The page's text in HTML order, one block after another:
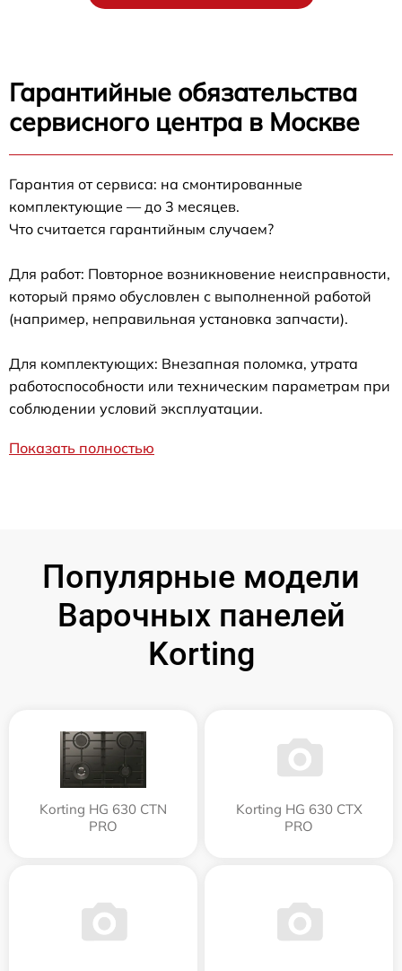
Гарантийные обязательства
сервисного центра в Москве
Гарантия от сервиса: на смонтированные
комплектующие — до 3 месяцев.
Что считается гарантийным случаем?
Для работ: Повторное возникновение неисправности,
который прямо обусловлен с выполненной работой
(например, неправильная установка запчасти).
Для комплектующих: Внезапная поломка, утрата
работоспособности или техническим параметрам при
соблюдении условий эксплуатации.
Показать полностью
Популярные модели
Варочных панелей
Korting
Korting HG 630 CTN
PRO
Korting HG 630 CTX
PRO